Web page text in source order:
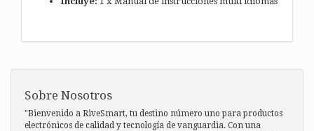
Sobre Nosotros
"Bienvenido a RiveSmart, tu destino número uno para productos
electrónicos de calidad y tecnología de vanguardia. Con una